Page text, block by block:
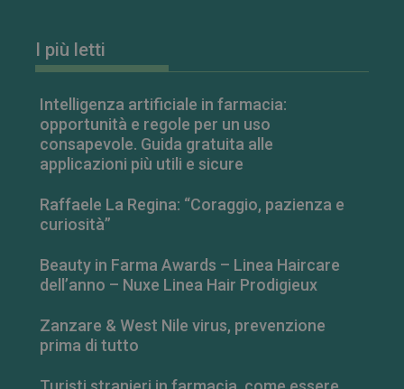
I più letti
Intelligenza artificiale in farmacia:
opportunità e regole per un uso
consapevole. Guida gratuita alle
applicazioni più utili e sicure
Raffaele La Regina: “Coraggio, pazienza e
curiosità”
Beauty in Farma Awards – Linea Haircare
dell’anno – Nuxe Linea Hair Prodigieux
Zanzare & West Nile virus, prevenzione
prima di tutto
NOME
PHPSESSID
PHP.net
Sessione